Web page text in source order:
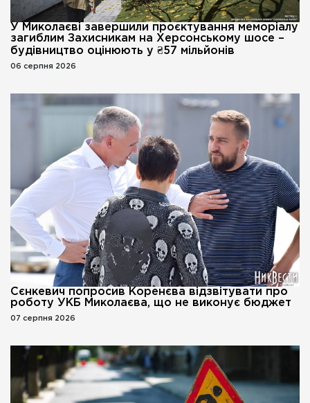
У Миколаєві завершили проєктування меморіалу
загиблим Захисникам на Херсонському шосе –
будівництво оцінюють у ₴57 мільйонів
06 серпня 2026
Сєнкевич попросив Коренєва відзвітувати про
роботу УКБ Миколаєва, що не виконує бюджет
07 серпня 2026